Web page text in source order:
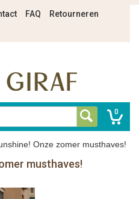
FAQ
Retourneren
0
Onze zomer musthaves!
musthaves!